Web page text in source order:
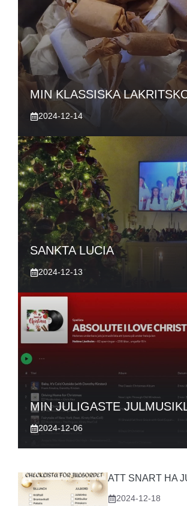
MIN KLASSISKA
2024-12-14
SANKTA LUCIA
2024-12-13
MIN JULIGASTE
2024-12-06
ATT SNART HA
2024-12-18